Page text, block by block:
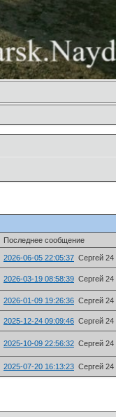
Последнее сообщение
2026-06-05 22:05:37 Сергей 24
2026-03-19 08:58:39 Сергей 24
2026-01-09 19:26:36 Сергей 24
2025-12-24 09:09:46 Сергей 24
2025-10-09 22:56:32 Сергей 24
2025-07-20 16:13:23 Сергей 24